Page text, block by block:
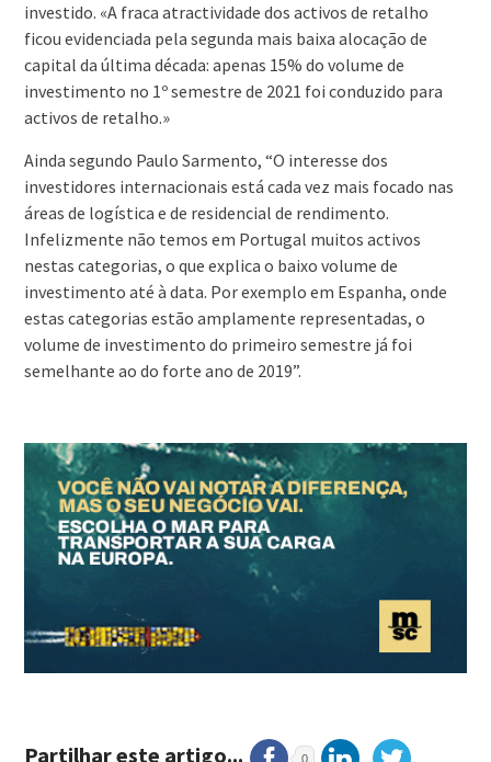
investido. «A fraca atractividade dos activos de retalho
ficou evidenciada pela segunda mais baixa alocação de
capital da última década: apenas 15% do volume de
investimento no 1º semestre de 2021 foi conduzido para
activos de retalho.»
Ainda segundo Paulo Sarmento, “O interesse dos
investidores internacionais está cada vez mais focado nas
áreas de logística e de residencial de rendimento.
Infelizmente não temos em Portugal muitos activos
nestas categorias, o que explica o baixo volume de
investimento até à data. Por exemplo em Espanha, onde
estas categorias estão amplamente representadas, o
volume de investimento do primeiro semestre já foi
semelhante ao do forte ano de 2019”.
Partilhar este artigo... 0